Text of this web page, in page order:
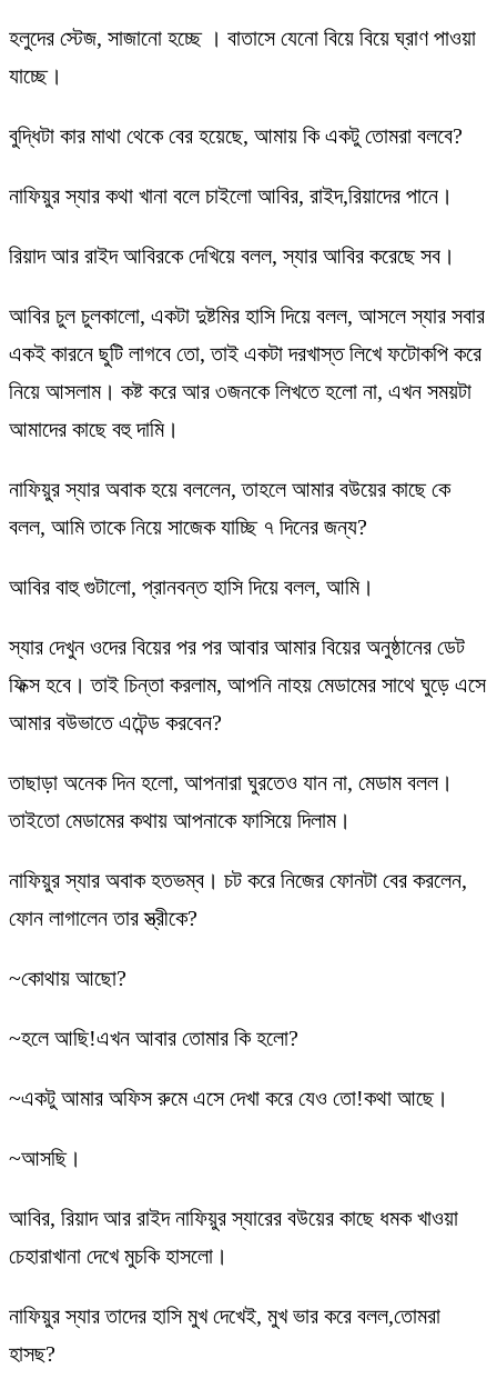
হলুদের স্টেজ, সাজানো হচ্ছে । বাতাসে যেনো বিয়ে বিয়ে ঘ্রাণ পাওয়া
যাচ্ছে।
বুদ্ধিটা কার মাথা থেকে বের হয়েছে, আমায় কি একটু তোমরা বলবে?
নাফিয়ুর স্যার কথা খানা বলে চাইলো আবির, রাইদ,রিয়াদের পানে।
রিয়াদ আর রাইদ আবিরকে দেখিয়ে বলল, স্যার আবির করেছে সব।
আবির চুল চুলকালো, একটা দুষ্টমির হাসি দিয়ে বলল, আসলে স্যার সবার
একই কারনে ছুটি লাগবে তো, তাই একটা দরখাস্ত লিখে ফটোকপি করে
নিয়ে আসলাম। কষ্ট করে আর ৩জনকে লিখতে হলো না, এখন সময়টা
আমাদের কাছে বহু দামি।
নাফিয়ুর স্যার অবাক হয়ে বললেন, তাহলে আমার বউয়ের কাছে কে
বলল, আমি তাকে নিয়ে সাজেক যাচ্ছি ৭ দিনের জন্য?
আবির বাহু গুটালো, প্রানবন্ত হাসি দিয়ে বলল, আমি।
স্যার দেখুন ওদের বিয়ের পর পর আবার আমার বিয়ের অনুষ্ঠানের ডেট
ফিক্স হবে। তাই চিন্তা করলাম, আপনি নাহয় মেডামের সাথে ঘুড়ে এসে
আমার বউভাতে এটেন্ড করবেন?
তাছাড়া অনেক দিন হলো, আপনারা ঘুরতেও যান না, মেডাম বলল।
তাইতো মেডামের কথায় আপনাকে ফাসিয়ে দিলাম।
নাফিয়ুর স্যার অবাক হতভম্ব। চট করে নিজের ফোনটা বের করলেন,
ফোন লাগালেন তার স্ত্রীকে?
~কোথায় আছো?
~হলে আছি!এখন আবার তোমার কি হলো?
~একটু আমার অফিস রুমে এসে দেখা করে যেও তো!কথা আছে।
~আসছি।
আবির, রিয়াদ আর রাইদ নাফিয়ুর স্যারের বউয়ের কাছে ধমক খাওয়া
চেহারাখানা দেখে মুচকি হাসলো।
নাফিয়ুর স্যার তাদের হাসি মুখ দেখেই, মুখ ভার করে বলল,তোমরা
হাসছ?